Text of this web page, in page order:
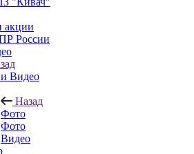
акции
России
Видео
Назад
Фото
Фото
Видео